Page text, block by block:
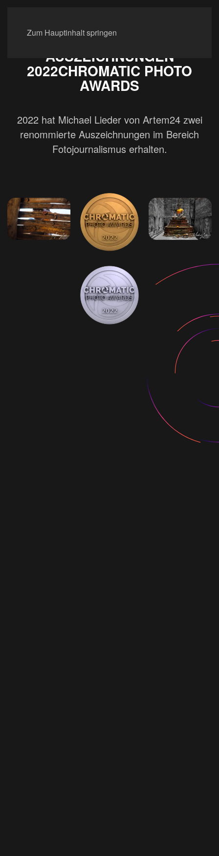
Zum Hauptinhalt springen
AUSZEICHNUNGEN
2022CHROMATIC PHOTO
AWARDS
2022 hat Michael Lieder von Artem24 zwei
renommierte Auszeichnungen im Bereich
Fotojournalismus erhalten.